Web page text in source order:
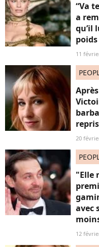
“Va
a
qu’il
poids
11
20
"Elle
avec
12